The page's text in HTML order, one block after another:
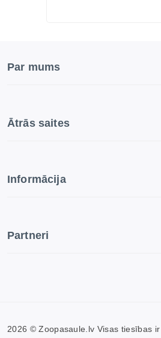
Par mums
Ātrās saites
Informācija
Partneri
2026 © Zoopasaule.lv Visas tiesības ir